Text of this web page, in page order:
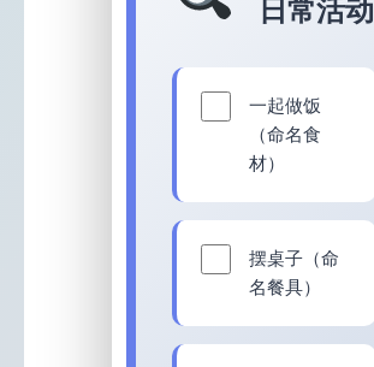
日常活动
一起做饭
（命名食
材）
摆桌子（命
名餐具）